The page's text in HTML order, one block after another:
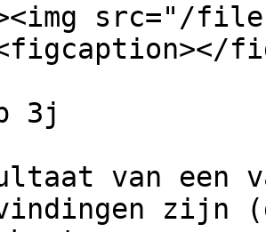
src="/files/
3j
van
zijn